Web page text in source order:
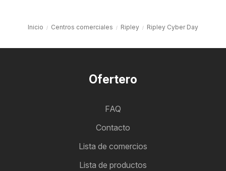
Inicio Centros comerciales Ripley Ripley Cyber Day
Ofertero
FAQ
Contacto
Lista de comercios
Lista de productos